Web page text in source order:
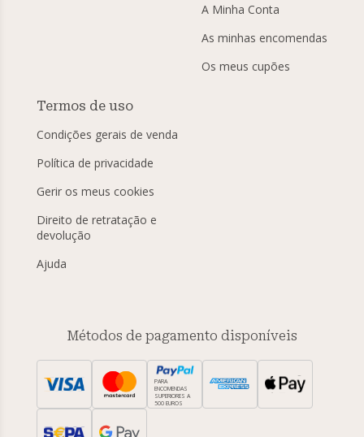
A Minha Conta
As minhas encomendas
Os meus cupões
Termos de uso
Condições gerais de venda
Política de privacidade
Gerir os meus cookies
Direito de retratação e
devolução
Ajuda
Métodos de pagamento disponíveis
PARA
ENCOMENDAS
SUPERIORES A
500 EUROS